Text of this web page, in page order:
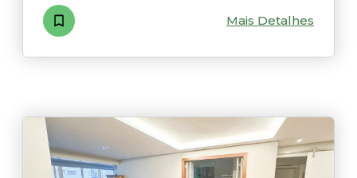
Mais Detalhes